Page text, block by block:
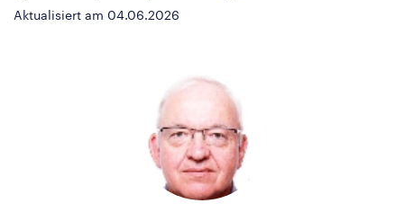
Aktualisiert am 04.06.2026